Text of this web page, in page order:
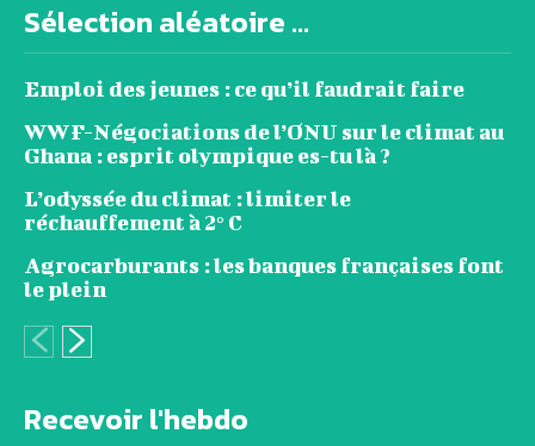
Sélection aléatoire ...
Emploi des jeunes : ce qu’il faudrait faire
WWF-Négociations de l’ONU sur le climat au
Ghana : esprit olympique es-tu là ?
L’odyssée du climat : limiter le
réchauffement à 2° C
Agrocarburants : les banques françaises font
le plein
Recevoir l'hebdo